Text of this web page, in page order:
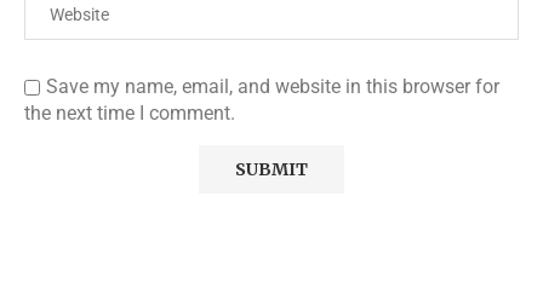
Save my name, email, and website in this browser for
the next time I comment.